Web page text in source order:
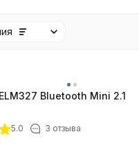
ELM327 Bluetooth Mini 2.1
5.0 3 отзыва